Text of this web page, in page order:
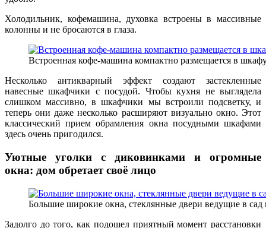
Холодильник, кофемашина, духовка встроены в массивные
колонны и не бросаются в глаза.
Встроенная кофе-машина компактно размещается в
Несколько антикварный эффект создают застекленные
навесные шкафчики с посудой. Чтобы кухня не выглядела
слишком массивно, в шкафчики мы встроили подсветку, и
теперь они даже несколько расширяют визуально окно. Этот
классический прием обрамления окна посудными шкафами
здесь очень пригодился.
Уютные уголки с диковинками и огромные
окна: дом обретает своё лицо
Большие широкие окна, стеклянные двери ведущие в сад
Задолго до того, как подошел приятный момент расстановки